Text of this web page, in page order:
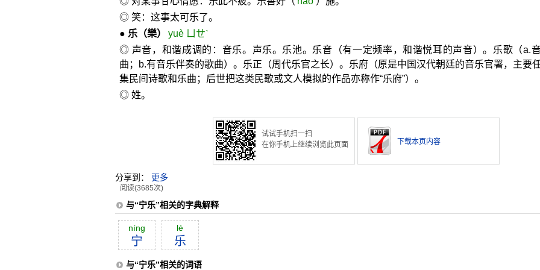
◎ 笑：这事太可乐了。
● 乐（樂）
yuè ㄩㄝˋ
◎ 声音，和谐成调的：音乐。声乐。乐池。乐音（有一定频率，和谐悦耳的声音）。乐歌（a.
曲；b.有音乐伴奏的歌曲）。乐正（周代乐官之长）。乐府（原是中国汉代朝廷的音乐官署，主要
集民间诗歌和乐曲；后世把这类民歌或文人模拟的作品亦称作“乐府”）。
◎ 姓。
试试手机扫一扫
在你手机上继续浏览此页面
下载本页内容
分享到： 更多
阅读(3685次)
与“宁乐”相关的字典解释
níng
宁
lè
乐
与“宁乐”相关的词语